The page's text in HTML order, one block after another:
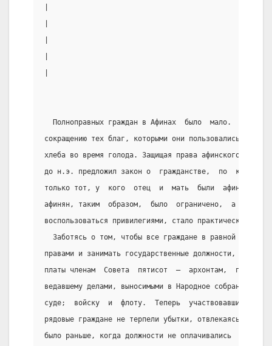
Полноправных граждан в Афинах  было  мало.
сокращению тех благ, которыми они пользовались,
хлеба во время голода. Защищая права афинского
до н.э. предложил закон о  гражданстве,  по  которому
только тот, у  кого  отец  и  мать  были  афиняне.
афинян, таким  образом,  было  ограничено,  а
воспользоваться привилегиями, стало практически
Заботясь о том, чтобы все граждане в равной мере
правами и занимать государственные должности,
платы членам  Совета  пятисот  —  архонтам,  по
ведавшему делами, выносимыми в Народное собрание;
суде;  войску  и  флоту.  Теперь  участвовавшие  в
рядовые граждане не терпели убытки, отвлекаясь от
было раньше, когда должности не оплачивались  и  их